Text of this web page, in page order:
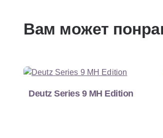
Вам может
Deutz Series 9 MH Edition